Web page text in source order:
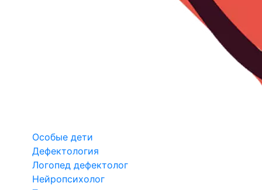
Особые дети
Дефектология
Логопед дефектолог
Нейропсихолог